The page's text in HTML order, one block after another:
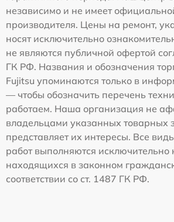
независимо и не имеет
производителя. Цены на ремонт,
носят исключительно
не являются публичной офертой
ГК РФ. Названия и обозначения
Fujitsu упоминаются только в
— чтобы обозначить перечень
работаем. Наша организация не
владельцами указанных товарных
представляет их интересы. Все
работ выполняются исключительно
находящихся в законном
соответствии со ст. 1487 ГК РФ.